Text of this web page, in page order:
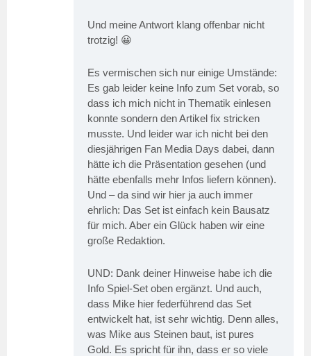
Und meine Antwort klang offenbar nicht
trotzig! 😀
Es vermischen sich nur einige Umstände:
Es gab leider keine Info zum Set vorab, so
dass ich mich nicht in Thematik einlesen
konnte sondern den Artikel fix stricken
musste. Und leider war ich nicht bei den
diesjährigen Fan Media Days dabei, dann
hätte ich die Präsentation gesehen (und
hätte ebenfalls mehr Infos liefern können).
Und – da sind wir hier ja auch immer
ehrlich: Das Set ist einfach kein Bausatz
für mich. Aber ein Glück haben wir eine
große Redaktion.
UND: Dank deiner Hinweise habe ich die
Info Spiel-Set oben ergänzt. Und auch,
dass Mike hier federführend das Set
entwickelt hat, ist sehr wichtig. Denn alles,
was Mike aus Steinen baut, ist pures
Gold. Es spricht für ihn, dass er so viele